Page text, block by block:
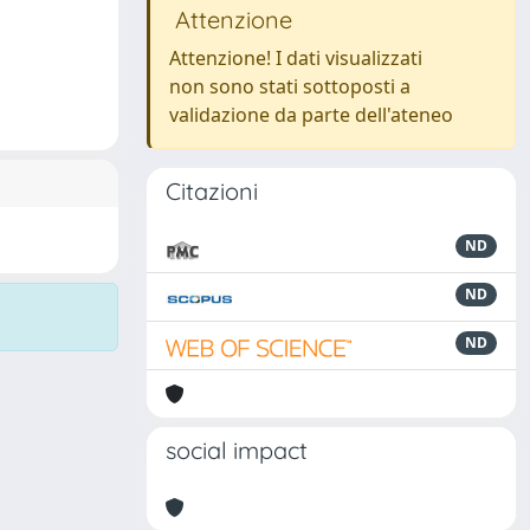
Attenzione
Attenzione! I dati visualizzati
non sono stati sottoposti a
validazione da parte dell'ateneo
Citazioni
ND
ND
ND
social impact